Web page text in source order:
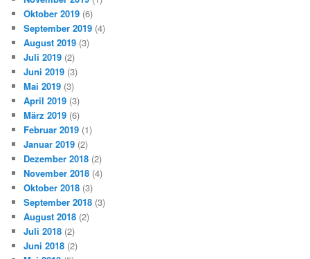
Oktober 2019 (6)
September 2019 (4)
August 2019 (3)
Juli 2019 (2)
Juni 2019 (3)
Mai 2019 (3)
April 2019 (3)
März 2019 (6)
Februar 2019 (1)
Januar 2019 (2)
Dezember 2018 (2)
November 2018 (4)
Oktober 2018 (3)
September 2018 (3)
August 2018 (2)
Juli 2018 (2)
Juni 2018 (2)